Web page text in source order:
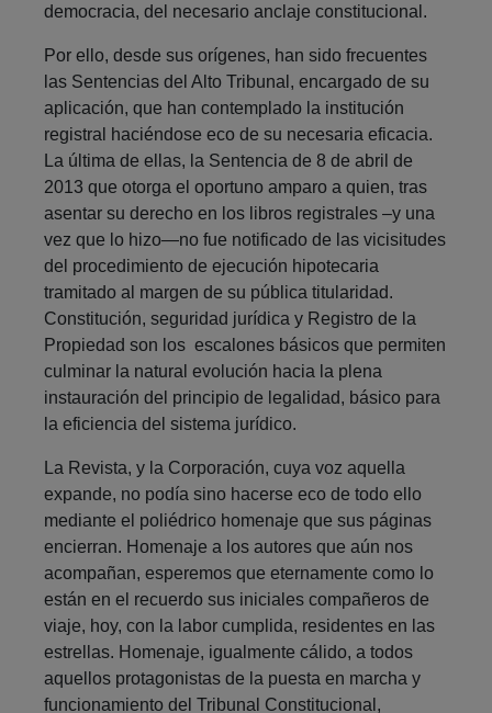
democracia, del necesario anclaje constitucional.
Por ello, desde sus orígenes, han sido frecuentes
las Sentencias del Alto Tribunal, encargado de su
aplicación, que han contemplado la institución
registral haciéndose eco de su necesaria eficacia.
La última de ellas, la Sentencia de 8 de abril de
2013 que otorga el oportuno amparo a quien, tras
asentar su derecho en los libros registrales –y una
vez que lo hizo—no fue notificado de las vicisitudes
del procedimiento de ejecución hipotecaria
tramitado al margen de su pública titularidad.
Constitución, seguridad jurídica y Registro de la
Propiedad son los escalones básicos que permiten
culminar la natural evolución hacia la plena
instauración del principio de legalidad, básico para
la eficiencia del sistema jurídico.
La Revista, y la Corporación, cuya voz aquella
expande, no podía sino hacerse eco de todo ello
mediante el poliédrico homenaje que sus páginas
encierran. Homenaje a los autores que aún nos
acompañan, esperemos que eternamente como lo
están en el recuerdo sus iniciales compañeros de
viaje, hoy, con la labor cumplida, residentes en las
estrellas. Homenaje, igualmente cálido, a todos
aquellos protagonistas de la puesta en marcha y
funcionamiento del Tribunal Constitucional,